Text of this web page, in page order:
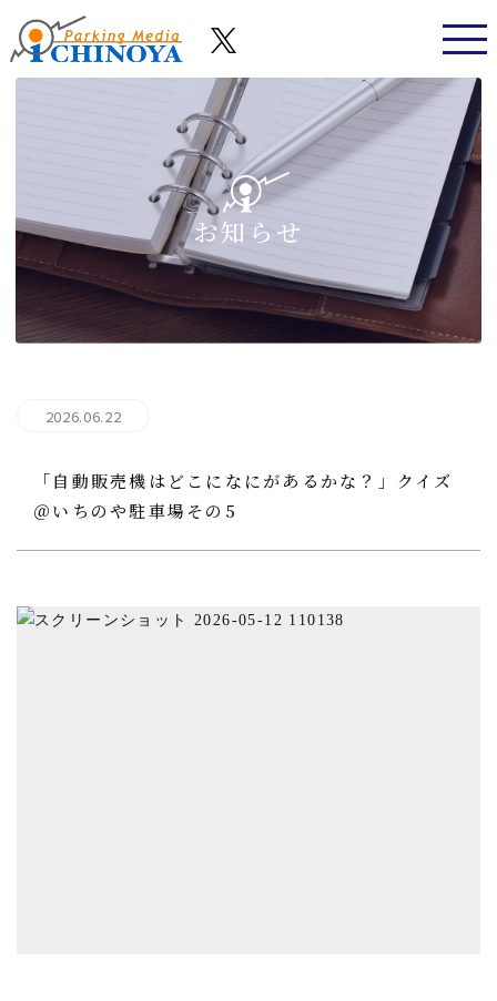
お知らせ
2026.06.22
「自動販売機はどこになにがあるかな？」クイズ
＠いちのや駐車場その5